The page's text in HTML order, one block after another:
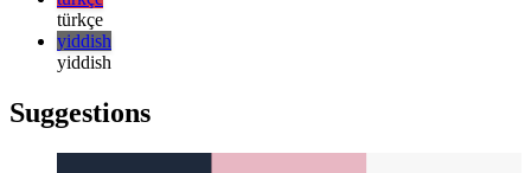
русский
русский
türkçe
yiddish
yiddish